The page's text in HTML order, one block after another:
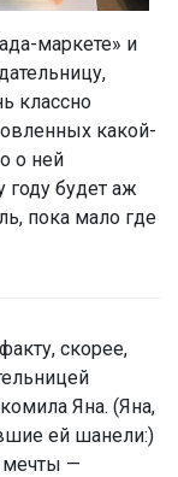
маркете» и
классно
какой-
о ней
году будет аж
пока мало где
скорее,
Яна. (Яна,
ей шанели:)
мечты —